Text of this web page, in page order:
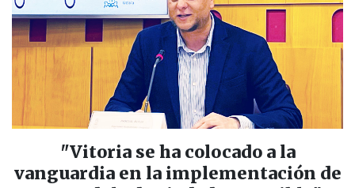
"Vitoria se ha colocado a la
vanguardia en la implementación de